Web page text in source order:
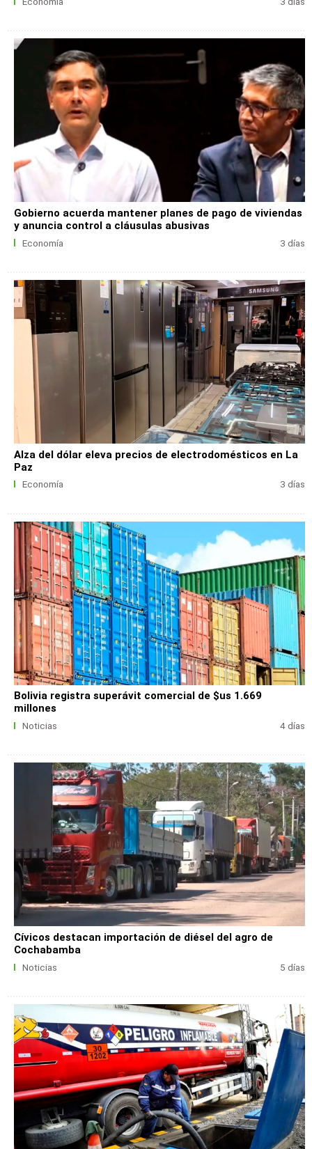
Gobierno acuerda mantener planes de pago de viviendas
y anuncia control a cláusulas abusivas
Economía 3 días
Alza del dólar eleva precios de electrodomésticos en La
Paz
Economía 3 días
Bolivia registra superávit comercial de $us 1.669
millones
Noticias 4 días
Cívicos destacan importación de diésel del agro de
Cochabamba
Noticias 5 días